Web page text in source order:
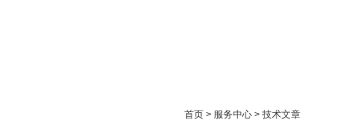
首页 > 服务中心 > 技术文章